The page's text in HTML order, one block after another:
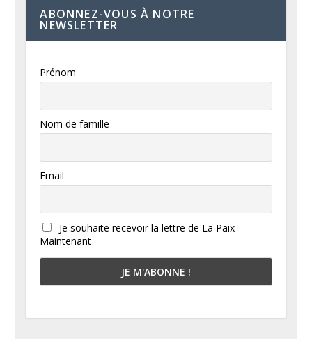
ABONNEZ-VOUS À NOTRE
NEWSLETTER
Prénom
Nom de famille
Email
Je souhaite recevoir la lettre de La Paix
Maintenant